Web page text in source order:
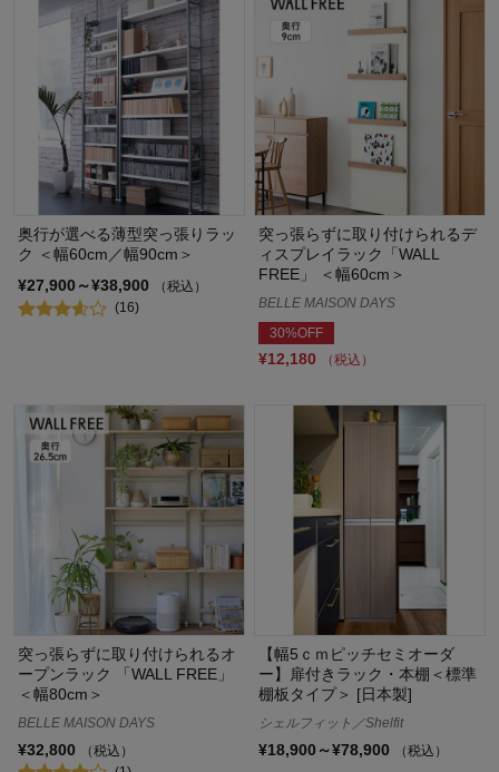
奥行が選べる薄型突っ張りラッ
ク ＜幅60cm／幅90cm＞
¥27,900～¥38,900
（税込）
(16)
突っ張らずに取り付けられるデ
ィスプレイラック「WALL
FREE」 ＜幅60cm＞
BELLE MAISON DAYS
30%OFF
¥12,180 （税込）
突っ張らずに取り付けられるオ
ープンラック 「WALL FREE」
＜幅80cm＞
BELLE MAISON DAYS
¥32,800
（税込）
【幅5ｃｍピッチセミオーダ
ー】扉付きラック・本棚＜標準
棚板タイプ＞ [日本製]
シェルフィット／Shelfit
¥18,900～¥78,900 （税込）